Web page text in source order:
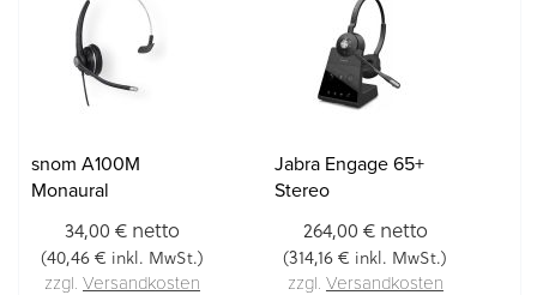
snom A100M
Monaural
34,00 € netto
(40,46 € inkl. MwSt.)
zzgl. Versandkosten
Jabra Engage 65+
Stereo
264,00 €netto
(314,16 € inkl. MwSt.)
zzgl. Versandkosten